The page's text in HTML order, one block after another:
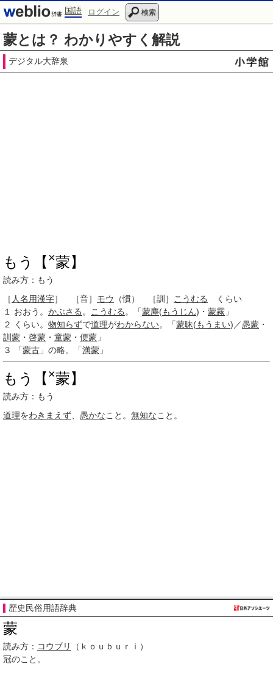
国語 ログイン 検索
蒙とは？ わかりやすく解説
デジタル大辞泉
もう【 ×蒙】
読み方：もう
［ 人名用漢字］ ［音］ モウ （慣） ［訓］ こうむる
くらい
１
おおう。 かぶさる 。 こうむる 。「蒙塵(もうじん)・ 蒙霧 」
２
くらい。 物知らずで道理がわからない。「蒙昧(もうまい)／愚蒙 ・
訓蒙 ・ 啓蒙 ・ 童蒙 ・ 便蒙 」
３
「蒙古 」の略。「満蒙 」
もう【 ×蒙】
読み方：もう
道理をわきまえず 愚かなこと。 無知なこと。
歴史民俗用語辞典
蒙
読み方： コウブリ
（ｋｏｕｂｕｒｉ）
冠のこと。